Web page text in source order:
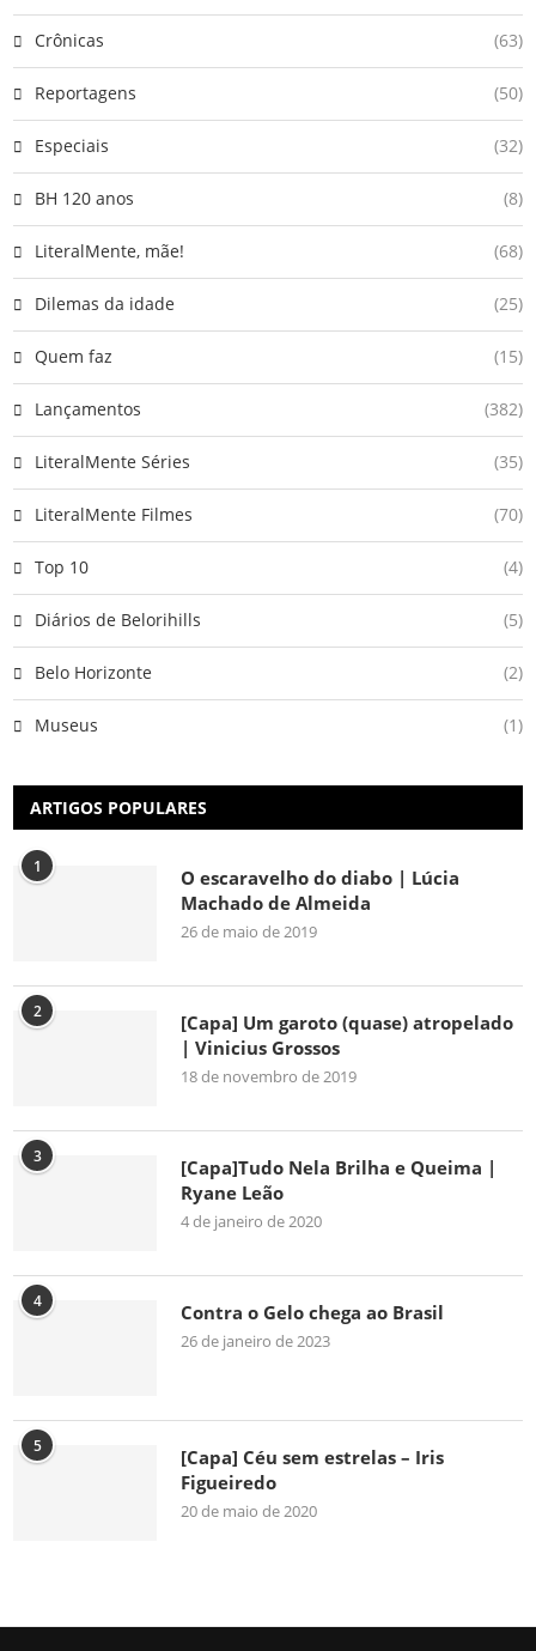
Crônicas (63)
Reportagens (50)
Especiais (32)
BH 120 anos (8)
LiteralMente, mãe! (68)
Dilemas da idade (25)
Quem faz (15)
Lançamentos (382)
LiteralMente Séries (35)
LiteralMente Filmes (70)
Top 10 (4)
Diários de Belorihills (5)
Belo Horizonte (2)
Museus (1)
ARTIGOS POPULARES
1
O escaravelho do diabo | Lúcia
Machado de Almeida
26 de maio de 2019
2
[Capa] Um garoto (quase) atropelado
| Vinicius Grossos
18 de novembro de 2019
3
[Capa]Tudo Nela Brilha e Queima |
Ryane Leão
4 de janeiro de 2020
4 Contra o Gelo chega ao Brasil
26 de janeiro de 2023
5
[Capa] Céu sem estrelas – Iris
Figueiredo
20 de maio de 2020